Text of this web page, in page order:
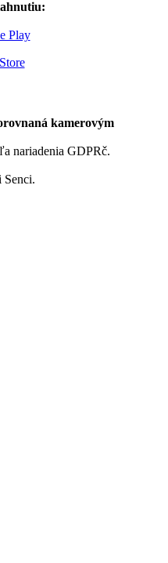
kamerovým
nariadenia GDPRč.
Senci.